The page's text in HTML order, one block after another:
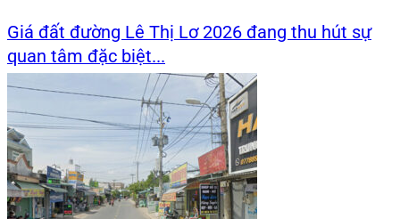
Giá đất đường Lê Thị Lơ 2026 đang thu hút sự
quan tâm đặc biệt...